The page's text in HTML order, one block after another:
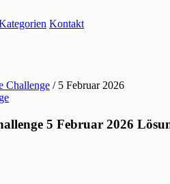
Kontakt
Challenge / 5 Februar 2026
5 Februar 2026